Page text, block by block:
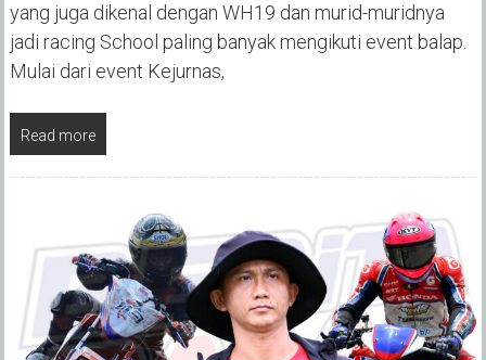
yang juga dikenal dengan WH19 dan murid-muridnya
jadi racing School paling banyak mengikuti event balap.
Mulai dari event Kejurnas,
Read more